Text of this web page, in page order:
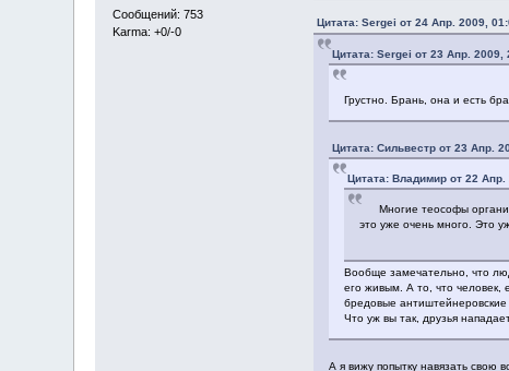
Сообщений: 753
Karma: +0/-0
Цитата: Sergei от 24 Апр. 2009,
Цитата: Sergei от 23 Апр. 2009,
Грустно. Брань, она и есть
Цитата: Сильвестр от 23 Апр.
Цитата: Владимир от 22 Апр.
Многие теософы
это уже очень много. Это
Вообще замечательно, что
его живым. А то, что человек,
бредовые антиштейнеровские
Что уж вы так, друзья
А я вижу попытку навязать свою